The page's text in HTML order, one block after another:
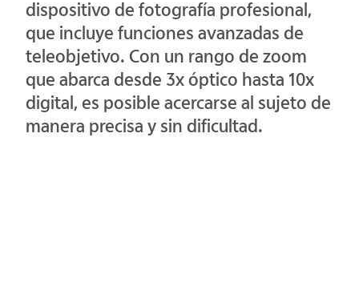
dispositivo de fotografía profesional,
que incluye funciones avanzadas de
teleobjetivo. Con un rango de zoom
que abarca desde 3x óptico hasta 10x
digital, es posible acercarse al sujeto de
manera precisa y sin dificultad.